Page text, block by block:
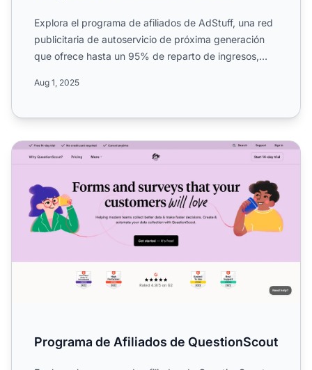
Explora el programa de afiliados de AdStuff, una red
publicitaria de autoservicio de próxima generación
que ofrece hasta un 95% de reparto de ingresos,
Aug 1, 2025
Programa de Afiliados de QuestionScout
Programa de Afiliados de QuestionScout